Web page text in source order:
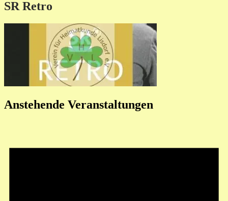
SR Retro
Anstehende Veranstaltungen